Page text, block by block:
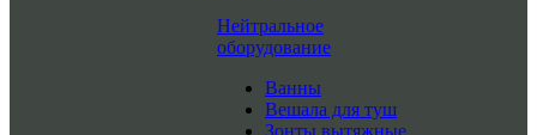
Нейтральное
оборудование
Ванны
Вешала для туш
Зонты вытяжные